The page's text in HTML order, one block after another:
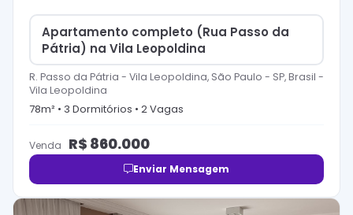
Apartamento completo (Rua Passo da
Pátria) na Vila Leopoldina
R. Passo da Pátria - Vila Leopoldina, São Paulo - SP, Brasil -
Vila Leopoldina
78m² • 3 Dormitórios • 2Vagas
Venda R$ 860.000
Enviar Mensagem